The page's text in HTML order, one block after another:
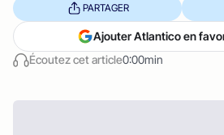
Écoutez cet article0:00min
PARTAGER
Ajouter Atlantico en